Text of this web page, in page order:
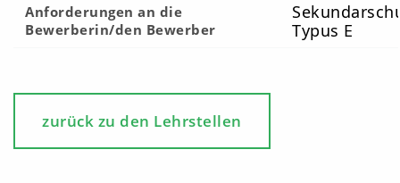
Anforderungen an die
Bewerberin/den Bewerber
Typus E
zurück zu den Lehrstellen